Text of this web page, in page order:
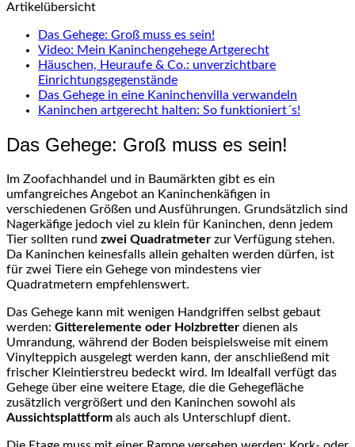
Artikelübersicht
Das Gehege: Groß muss es sein!
Video: Mein Kaninchengehege Artgerecht
Häuschen, Heuraufe & Co.: unverzichtbare
Einrichtungsgegenstände
Das Gehege in eine Kaninchenvilla verwandeln
Kaninchen artgerecht halten: So funktioniert´s!
Das Gehege: Groß muss es sein!
Im Zoofachhandel und in Baumärkten gibt es ein
umfangreiches Angebot an Kaninchenkäfigen in
verschiedenen Größen und Ausführungen. Grundsätzlich sind
Nagerkäfige jedoch viel zu klein für Kaninchen, denn jedem
Tier sollten rund zwei Quadratmeter zur Verfügung stehen.
Da Kaninchen keinesfalls allein gehalten werden dürfen, ist
für zwei Tiere ein Gehege von mindestens vier
Quadratmetern empfehlenswert.
Das Gehege kann mit wenigen Handgriffen selbst gebaut
werden: Gitterelemente oder Holzbretter dienen als
Umrandung, während der Boden beispielsweise mit einem
Vinylteppich ausgelegt werden kann, der anschließend mit
frischer Kleintierstreu bedeckt wird. Im Idealfall verfügt das
Gehege über eine weitere Etage, die die Gehegefläche
zusätzlich vergrößert und den Kaninchen sowohl als
Aussichtsplattform als auch als Unterschlupf dient.